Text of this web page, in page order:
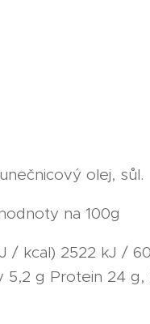
olej, sůl.
na 100g
/ kcal) 2522 kJ /
5,2 g Protein 24 g,